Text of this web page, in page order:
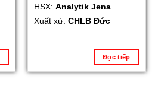
HSX: Analytik Jena
Xuất xứ: CHLB Đức
Đọc tiếp